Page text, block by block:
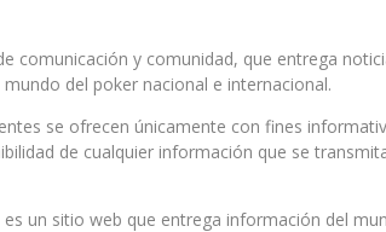
comunicación y comunidad, que entrega
del poker nacional e internacional.
se ofrecen únicamente con fines
de cualquier información que se
es un sitio web que entrega información del